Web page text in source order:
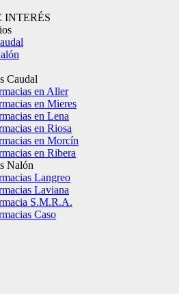
INTERÉS
Caudal
en Aller
en Mieres
en Lena
en Riosa
en Morcín
en Ribera
Nalón
Langreo
Laviana
S.M.R.A.
Caso